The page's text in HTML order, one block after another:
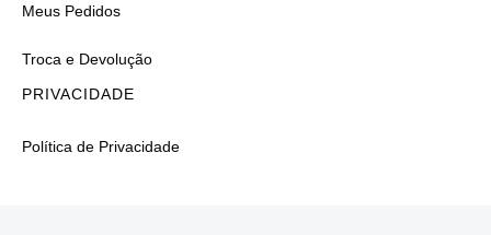
Meus Pedidos
Troca e Devolução
PRIVACIDADE
Política de Privacidade